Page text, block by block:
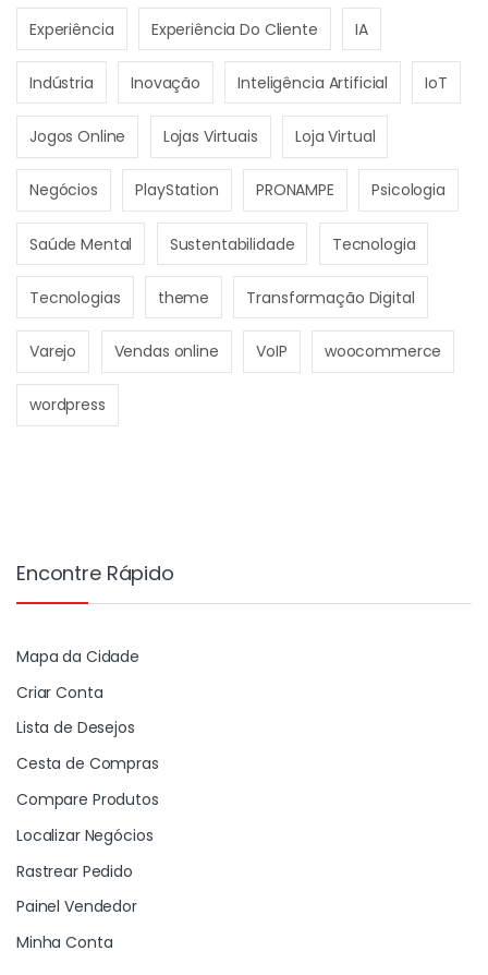
Experiência Experiência Do Cliente IA
Indústria Inovação Inteligência Artificial IoT
Jogos Online Lojas Virtuais Loja Virtual
Negócios PlayStation PRONAMPE Psicologia
Saúde Mental Sustentabilidade Tecnologia
Tecnologias theme Transformação Digital
Varejo Vendas online VoIP woocommerce
wordpress
Encontre Rápido
Mapa da Cidade
Criar Conta
Lista de Desejos
Cesta de Compras
Compare Produtos
Localizar Negócios
Rastrear Pedido
Painel Vendedor
Minha Conta